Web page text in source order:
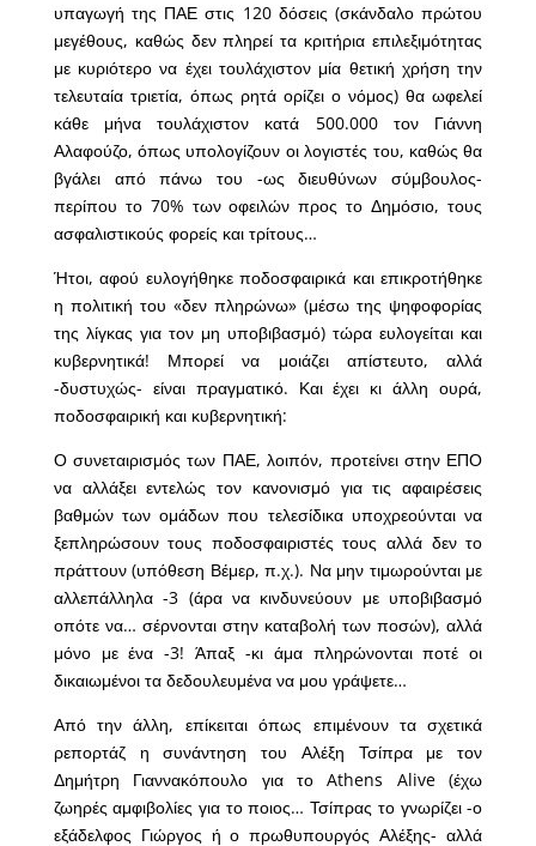
υπαγωγή της ΠΑΕ στις 120 δόσεις (σκάνδαλο πρώτου
μεγέθους, καθώς δεν πληρεί τα κριτήρια επιλεξιμότητας
με κυριότερο να έχει τουλάχιστον μία θετική χρήση την
τελευταία τριετία, όπως ρητά ορίζει ο νόμος) θα ωφελεί
κάθε μήνα τουλάχιστον κατά 500.000 τον Γιάννη
Αλαφούζο, όπως υπολογίζουν οι λογιστές του, καθώς θα
βγάλει από πάνω του -ως διευθύνων σύμβουλος-
περίπου το 70% των οφειλών προς το Δημόσιο, τους
ασφαλιστικούς φορείς και τρίτους…
Ήτοι, αφού ευλογήθηκε ποδοσφαιρικά και επικροτήθηκε
η πολιτική του «δεν πληρώνω» (μέσω της ψηφοφορίας
της λίγκας για τον μη υποβιβασμό) τώρα ευλογείται και
κυβερνητικά! Μπορεί να μοιάζει απίστευτο, αλλά
-δυστυχώς- είναι πραγματικό. Και έχει κι άλλη ουρά,
ποδοσφαιρική και κυβερνητική:
Ο συνεταιρισμός των ΠΑΕ, λοιπόν, προτείνει στην ΕΠΟ
να αλλάξει εντελώς τον κανονισμό για τις αφαιρέσεις
βαθμών των ομάδων που τελεσίδικα υποχρεούνται να
ξεπληρώσουν τους ποδοσφαιριστές τους αλλά δεν το
πράττουν (υπόθεση Βέμερ, π.χ.). Να μην τιμωρούνται με
αλλεπάλληλα -3 (άρα να κινδυνεύουν με υποβιβασμό
οπότε να… σέρνονται στην καταβολή των ποσών), αλλά
μόνο με ένα -3! Άπαξ -κι άμα πληρώνονται ποτέ οι
δικαιωμένοι τα δεδουλευμένα να μου γράψετε…
Από την άλλη, επίκειται όπως επιμένουν τα σχετικά
ρεπορτάζ η συνάντηση του Αλέξη Τσίπρα με τον
Δημήτρη Γιαννακόπουλο για το Athens Alive (έχω
ζωηρές αμφιβολίες για το ποιος… Τσίπρας το γνωρίζει -ο
εξάδελφος Γιώργος ή ο πρωθυπουργός Αλέξης- αλλά